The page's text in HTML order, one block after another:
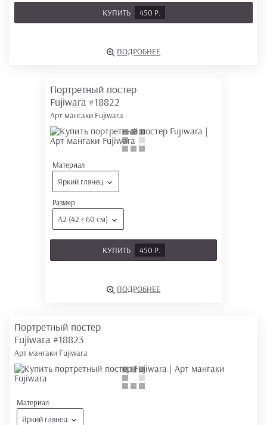
КУПИТЬ 450 Р.
ПОДРОБНЕЕ
Портретный постер
Fujiwara #18822
Арт мангаки Fujiwara
Материал
Яркий глянец
Размер
А2 (42 × 60 см)
КУПИТЬ 450 Р.
ПОДРОБНЕЕ
Портретный постер
Fujiwara #18823
Арт мангаки Fujiwara
Материал
Яркий глянец